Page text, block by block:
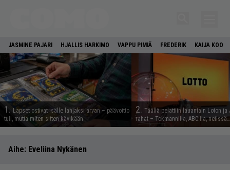
JASMINE PAJARI HJALLIS HARKIMO VAPPU PIMIÄ FREDERIK KAIJA KOO
1. Lapset ostivat isälle lahjaksi arvan – päävoitto
tuli, mutta miten sitten kävikään
2. Täällä pelattiin lauantain Loton ja
rahat – Tokmannilla, ABC:lla, netissä…
Aihe: Eveliina Nykänen